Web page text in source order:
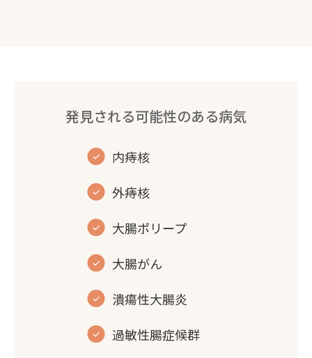
発見される可能性のある病気
内痔核
外痔核
大腸ポリープ
大腸がん
潰瘍性大腸炎
過敏性腸症候群